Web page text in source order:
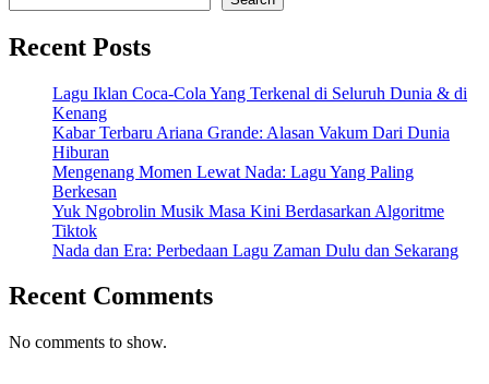
Recent Posts
Lagu Iklan Coca-Cola Yang Terkenal di Seluruh Dunia & di
Kenang
Kabar Terbaru Ariana Grande: Alasan Vakum Dari Dunia
Hiburan
Mengenang Momen Lewat Nada: Lagu Yang Paling
Berkesan
Yuk Ngobrolin Musik Masa Kini Berdasarkan Algoritme
Tiktok
Nada dan Era: Perbedaan Lagu Zaman Dulu dan Sekarang
Recent Comments
No comments to show.